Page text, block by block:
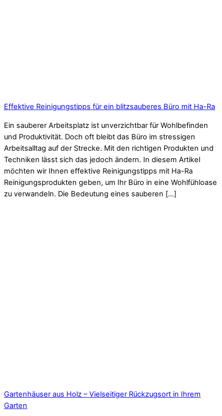
Effektive Reinigungstipps für ein blitzsauberes Büro mit Ha-Ra
Ein sauberer Arbeitsplatz ist unverzichtbar für Wohlbefinden
und Produktivität. Doch oft bleibt das Büro im stressigen
Arbeitsalltag auf der Strecke. Mit den richtigen Produkten und
Techniken lässt sich das jedoch ändern. In diesem Artikel
möchten wir Ihnen effektive Reinigungstipps mit Ha-Ra
Reinigungsprodukten geben, um Ihr Büro in eine Wohlfühloase
zu verwandeln. Die Bedeutung eines sauberen […]
Gartenhäuser aus Holz – Vielseitiger Rückzugsort in Ihrem
Garten